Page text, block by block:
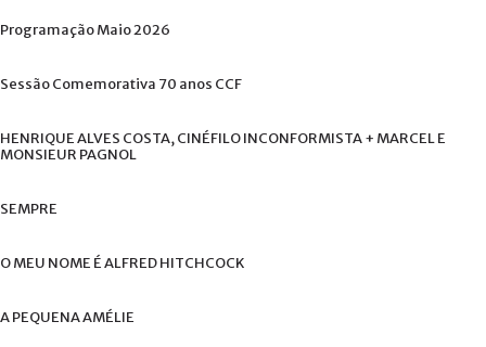
ProgramaçãoMaio2026
SessãoComemorativa 70 anos CCF
HENRIQUEALVES COSTA,CINÉFILOINCONFORMISTA+ MARCELE
MONSIEUR PAGNOL
SEMPRE
OMEU NOME ÉALFREDHITCHCOCK
APEQUENAAMÉLIE